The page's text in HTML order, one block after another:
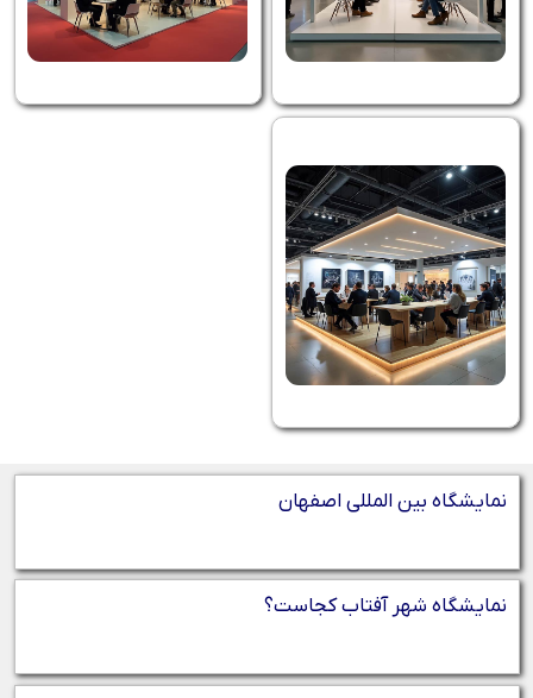
نمایشگاه بین المللی اصفهان
نمایشگاه شهر آفتاب کجاست؟